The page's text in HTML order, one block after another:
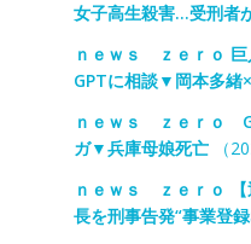
女子高生殺害…受刑者
ｎｅｗｓ ｚｅｒｏ
GPTに相談▼岡本多緒
ｎｅｗｓ ｚｅｒｏ
ガ▼兵庫母娘死亡（
ｎｅｗｓ ｚｅｒｏ 【
長を刑事告発“事業登